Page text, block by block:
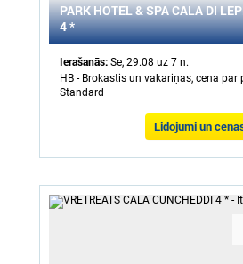
PARK HOTEL & SPA CALA DI
4 *
Ierašanās: Se, 29.08 uz 7 n.
HB - Brokastis un vakariņas, cena par
Standard
Lidojumi un